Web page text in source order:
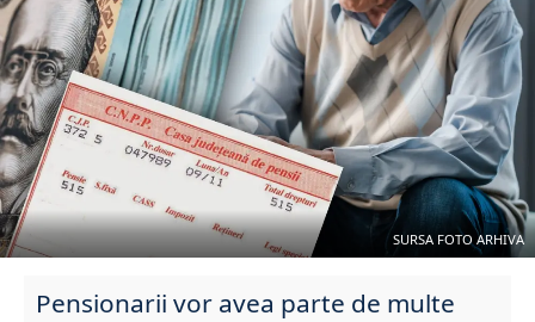
SURSA FOTO ARHIVA
Pensionarii vor avea parte de multe